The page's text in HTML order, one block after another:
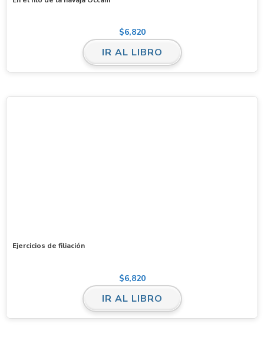
$6,820
IR AL LIBRO
Ejercicios de filiación
$6,820
IR AL LIBRO